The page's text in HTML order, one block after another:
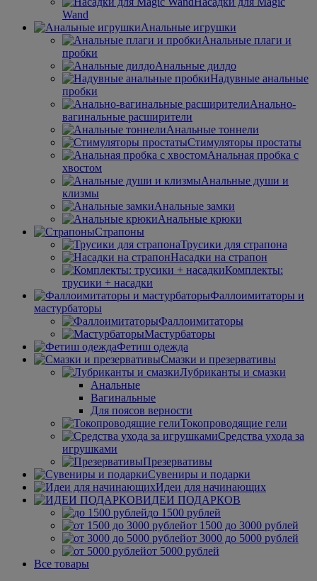
Wand
Анальные игрушки
Анальные плаги и
пробки
Анальные дилдо
Надувные анальные
пробки
Анально-
вагинальные расширители
Анальные тоннели
Стимуляторы простаты
Анальная пробка с
хвостом
Анальные души и
клизмы
Анальные замки
Анальные крюки
Страпоны
Трусики для страпона
Насадки на страпон
Комплекты:
трусики + насадки
Фаллоимитаторы и
мастурбаторы
Фаллоимитаторы
Мастурбаторы
Фетиш одежда
Смазки и презервативы
Лубриканты и смазки
Анальные
Вагинальные
Для поясов верности
Токопроводящие гели
Средства ухода за
игрушками
Презервативы
Сувениры и подарки
Идеи для начинающих
ИДЕИ ПОДАРКОВ
до 1500 рублей
от 1500 до 3000 рублей
от 3000 до 5000 рублей
от 5000 рублей
Все товары